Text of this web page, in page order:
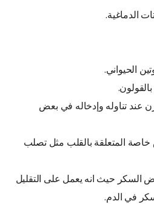
الدماغية.
الحيواني.
عند تناوله وإدخاله في بعض
المتعلقة بالقلب مثل تصلب
السكر حيث انه يعمل على التقليل
في الدم.